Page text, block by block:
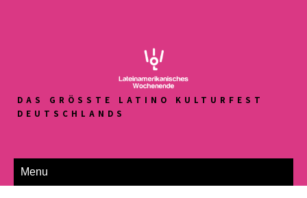
DAS GRÖSSTE LATINO KULTURFEST D
EUTSCHLANDS
Menu